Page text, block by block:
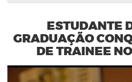
ESTUDANTE
GRADUAÇÃO
DE TRAINEE